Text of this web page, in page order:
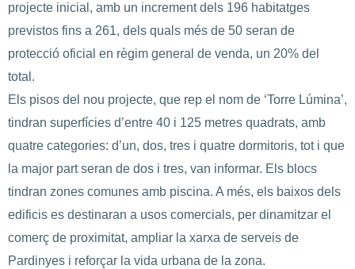
projecte inicial, amb un increment dels 196 habitatges
previstos fins a 261, dels quals més de 50 seran de
protecció oficial en règim general de venda, un 20% del
total.
Els pisos del nou projecte, que rep el nom de ‘Torre Lúmina’,
tindran superfícies d’entre 40 i 125 metres quadrats, amb
quatre categories: d’un, dos, tres i quatre dormitoris, tot i que
la major part seran de dos i tres, van informar. Els blocs
tindran zones comunes amb piscina. A més, els baixos dels
edificis es destinaran a usos comercials, per dinamitzar el
comerç de proximitat, ampliar la xarxa de serveis de
Pardinyes i reforçar la vida urbana de la zona.